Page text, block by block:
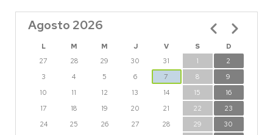
Agosto 2026
L M M J V S
D
27
28 29 30 31 1
2
3
4 5 6 7 8
9
10
11 12 13 14 15
16
17
18 19 20 21 22
23
24
25 26 27 28 29
30
Paginación